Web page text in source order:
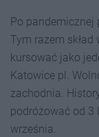
Po pandemicznej
Tym razem
kursować jako
Katowice pl.
zachodnia.
podróżować od 3
września.